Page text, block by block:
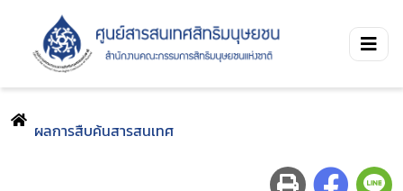
ผลการสืบค้นสารสนเทศ